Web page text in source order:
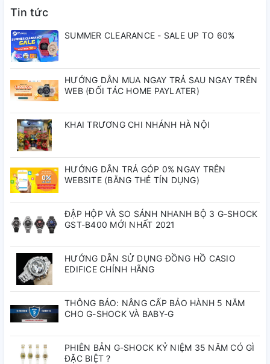
Lịch
Loại vỏ
Kích thước mặt 38 mm
Chất liệu mặt kính Kính Sapphire
Màu mặt
Loại máy
Đồng hồ điện tử
Phong cách đồng
Chất liệu Khác
Độ dày 8 mm
Bộ máy
Cal.JP600 Made in
Japan
Tin tức
SUMMER CLEARANCE - SALE UP TO 60%
HƯỚNG DẪN MUA NGAY TRẢ SAU NGAY TRÊN
WEB (ĐỐI TÁC HOME PAYLATER)
KHAI TRƯƠNG CHI NHÁNH HÀ NỘI
HƯỚNG DẪN TRẢ GÓP 0% NGAY TRÊN
WEBSITE (BẰNG THẺ TÍN DỤNG)
ĐẬP HỘP VÀ SO SÁNH NHANH BỘ 3 G-SHOCK
GST-B400 MỚI NHẤT 2021
HƯỚNG DẪN SỬ DỤNG ĐỒNG HỒ CASIO
EDIFICE CHÍNH HÃNG
THÔNG BÁO: NÂNG CẤP BẢO HÀNH 5 NĂM
CHO G-SHOCK VÀ BABY-G
PHIÊN BẢN G-SHOCK KỶ NIỆM 35 NĂM CÓ GÌ
ĐẶC BIỆT ?